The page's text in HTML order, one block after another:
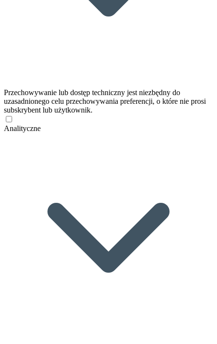
Przechowywanie lub dostęp techniczny jest niezbędny do
uzasadnionego celu przechowywania preferencji, o które nie prosi
subskrybent lub użytkownik.
Analityczne